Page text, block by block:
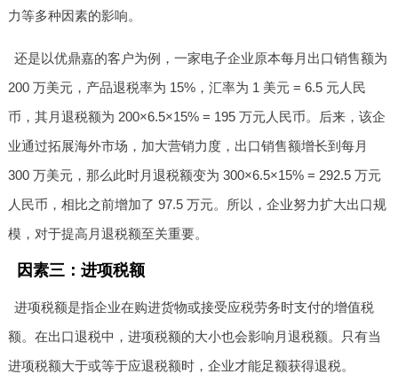
力等多种因素的影响。
还是以优鼎嘉的客户为例，一家电子企业原本每月出口销售额为
200 万美元，产品退税率为 15%，汇率为 1 美元 = 6.5 元人民
币，其月退税额为 200×6.5×15% = 195 万元人民币。后来，该企
业通过拓展海外市场，加大营销力度，出口销售额增长到每月
300 万美元，那么此时月退税额变为 300×6.5×15% = 292.5 万元
人民币，相比之前增加了 97.5 万元。所以，企业努力扩大出口规
模，对于提高月退税额至关重要。
因素三：进项税额
进项税额是指企业在购进货物或接受应税劳务时支付的增值税
额。在出口退税中，进项税额的大小也会影响月退税额。只有当
进项税额大于或等于应退税额时，企业才能足额获得退税。